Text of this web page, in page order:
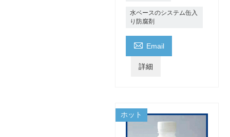
水ベースのシステム缶入
り防腐剤
 Email
詳細
ホット